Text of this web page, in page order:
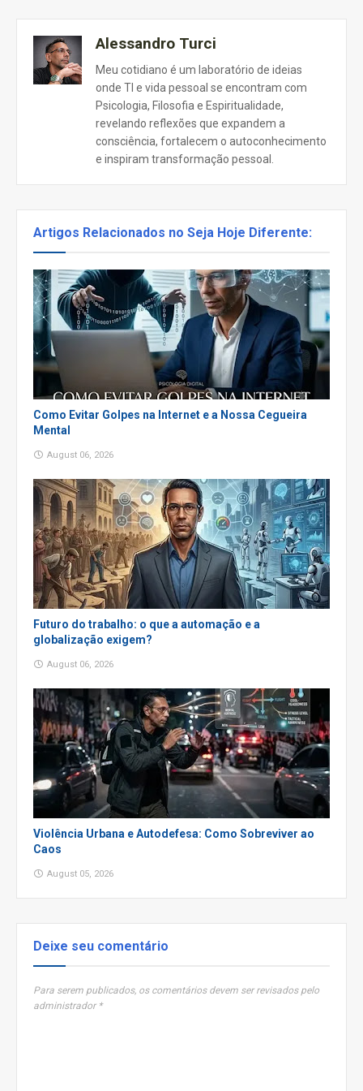
Alessandro Turci
Meu cotidiano é um laboratório de ideias
onde TI e vida pessoal se encontram com
Psicologia, Filosofia e Espiritualidade,
revelando reflexões que expandem a
consciência, fortalecem o autoconhecimento
e inspiram transformação pessoal.
Artigos Relacionados no Seja Hoje Diferente:
Como Evitar Golpes na Internet e a Nossa Cegueira
Mental
August 06, 2026
Futuro do trabalho: o que a automação e a
globalização exigem?
August 06, 2026
Violência Urbana e Autodefesa: Como Sobreviver ao
Caos
August 05, 2026
Deixe seu comentário
Para serem publicados, os comentários devem ser revisados pelo
administrador *